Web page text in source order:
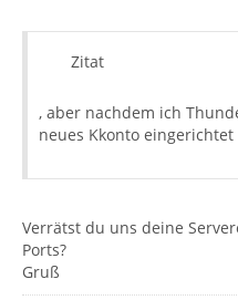
Zitat
, aber nachdem ich
neues Kkonto eingerichtet
Verrätst du uns deine
Ports?
Gruß